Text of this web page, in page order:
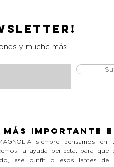
y mucho más.
más importante
siempre pensamos
la ayuda perfecta, para que
ese outfit o esos lentes de